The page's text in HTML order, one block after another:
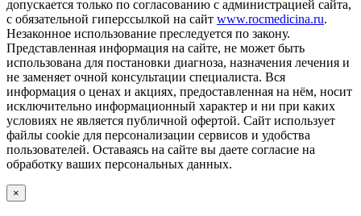
допускается только по согласованию с администрацией сайта,
с обязательной гиперссылкой на сайт www.rocmedicina.ru.
Незаконное использование преследуется по закону.
Представленная информация на сайте, не может быть
использована для постановки диагноза, назначения лечения и
не заменяет очной консультации специалиста. Вся
информация о ценах и акциях, предоставленная на нём, носит
исключительно информационный характер и ни при каких
условиях не является публичной офертой. Сайт использует
файлы cookie для персонализации сервисов и удобства
пользователей. Оставаясь на сайте вы даете согласие на
обработку ваших персональных данных.
×